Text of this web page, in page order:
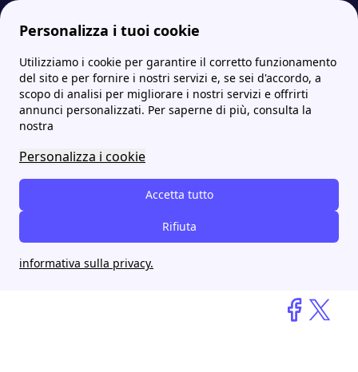
Personalizza i tuoi cookie
Utilizziamo i cookie per garantire il corretto funzionamento
del sito e per fornire i nostri servizi e, se sei d'accordo, a
scopo di analisi per migliorare i nostri servizi e offrirti
annunci personalizzati. Per saperne di più, consulta la
nostra
Personalizza i cookie
Accetta tutto
Rifiuta
informativa sulla privacy.
Papernest.it blog Luce e gas: Il consorzio indipendente al servizio degli associati da più di 15 anni
Luce e gas: Il consorzio
indipendente al servizio
degli associati da più di 15
anni
31 octobre 2024